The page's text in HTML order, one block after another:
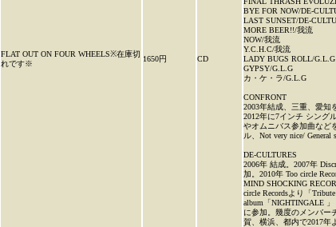
FLAT OUT ON FOUR WHEELS※在庫切
れです※
1650円 CD
BYE FOR NOW/DE-
LAST SUNSET/DE-
MORE BEER!!/我流
NOW/我流
Y.C.H.C/我流
LADY BUGS ROLL/G.L.G
GYPSY/G.L.G
カ・ケ・ラ/G.L.G
CONFRONT
2003年結成、三重、愛知
2012年に7インチ シング
やオムニバス参加曲など
ル、Not very nice/ General
DE-CULTURES
2006年 結成。2007年
加。2010年 Too circle
MIND SHOCKING
circle Recordsより「
album「NIGHTINGALE
に参加。幾度のメンバー
賀、横浜、都内で2017年